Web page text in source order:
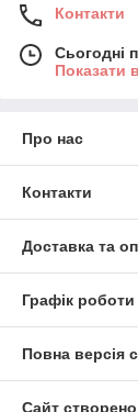
Контакти
Сьогодні
Показати
Про нас
Контакти
Доставка та
Графік роботи
Повна версія
Сайт